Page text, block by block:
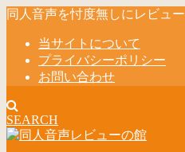
同人音声を忖度無しにレビュー
当サイトについて
プライバシーポリシー
お問い合わせ
SEARCH